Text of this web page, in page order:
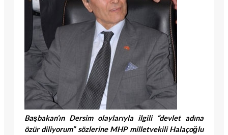
Başbakan’ın Dersim olaylarıyla ilgili “devlet adına
özür diliyorum” sözlerine MHP milletvekili Halaçoğlu